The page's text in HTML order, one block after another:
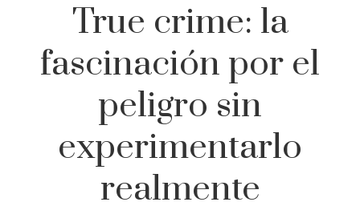
True crime: la
fascinación por el
peligro sin
experimentarlo
realmente